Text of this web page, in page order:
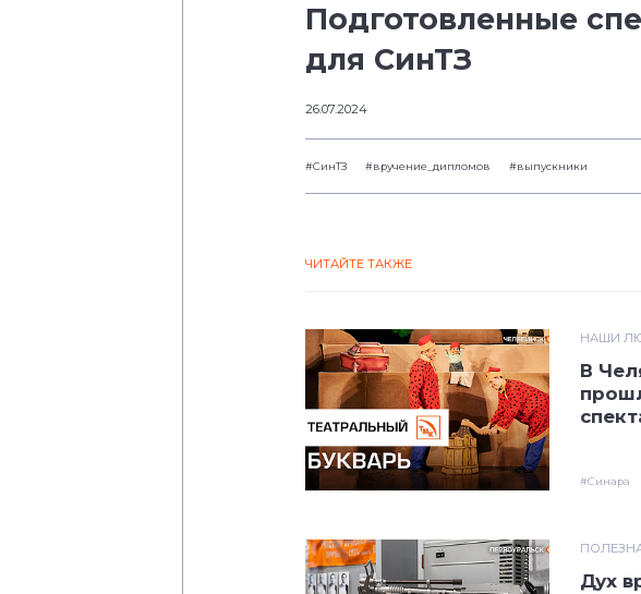
Подготовленные
для СинТЗ
26.07.2024
#СинТЗ #вручение_дипломов #выпускники
ЧИТАЙТЕ ТАКЖЕ
НАШИ
В
#Синара
Дух